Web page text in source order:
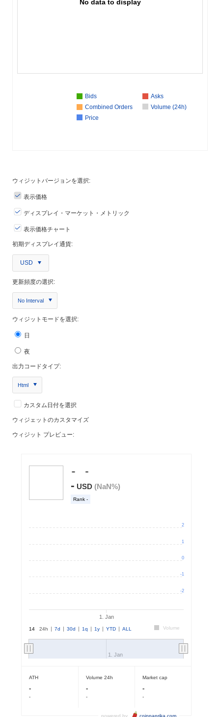
No data to display
Bids
Asks
Combined Orders
Volume (24h)
Price
ウィジットバージョンを選択:
表示価格
ディスプレイ・マーケット・メトリック
表示価格チャート
初期ディスプレイ通貨:
USD
更新頻度の選択:
No Interval
ウィジットモードを選択:
日
夜
出力コードタイプ:
Html
カスタム日付を選択
ウィジェットのカスタマイズ
ウィジット プレビュー: